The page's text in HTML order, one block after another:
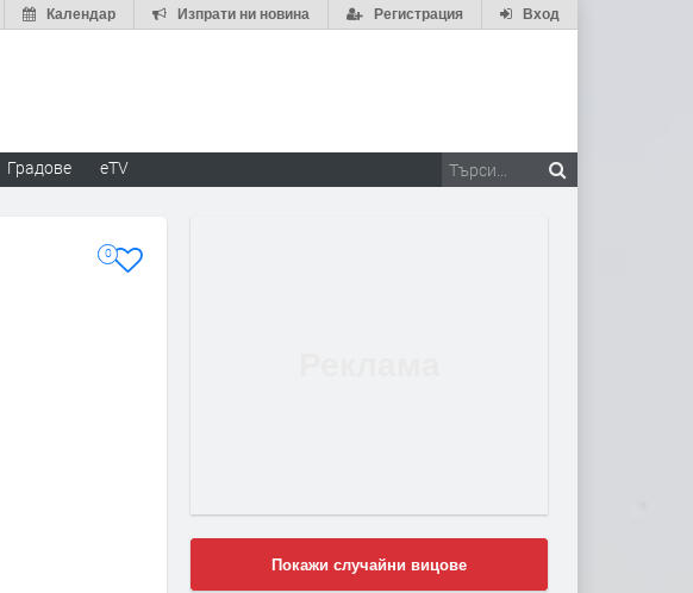
Вход
Регистрация
Изпрати ни новина
Календар
Градове eTV
0
Покажи случайни вицове